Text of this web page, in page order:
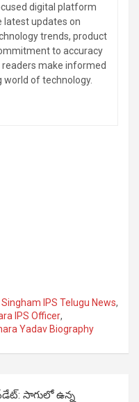
digital platform
latest updates on
trends, product
to accuracy
readers make informed
of technology.
Singham IPS Telugu News,
IPS Officer,
Yadav Biography
సాగులో ఉన్న